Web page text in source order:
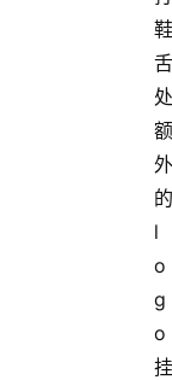
鞋
舌
处
额
外
的
l
o
g
o
挂